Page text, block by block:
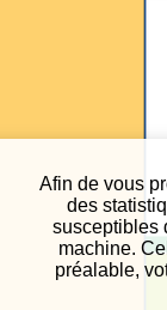
Afin de vous
des
susceptibles
machine.
préalable,